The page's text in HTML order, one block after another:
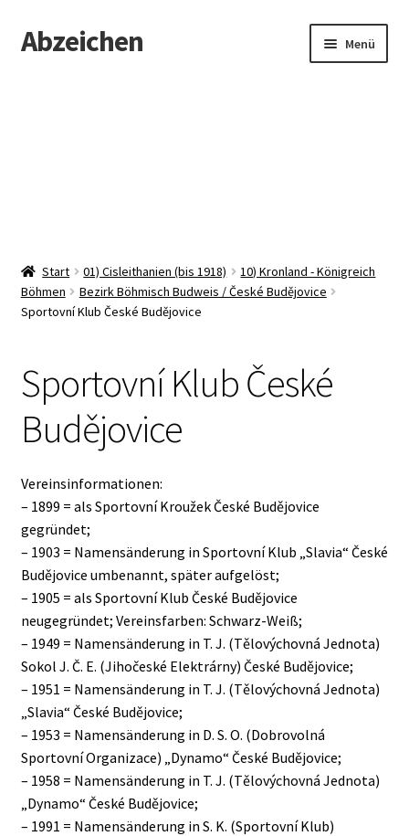
Zur
Navigation
Zum
Inhalt
Abzeichen Menü
Start 01) Cisleithanien (bis 1918)
10) Kronland - Königreich
Böhmen
Bezirk Böhmisch Budweis / České Budějovice
Sportovní Klub České Budějovice
Sportovní Klub České
Budějovice
Vereinsinformationen:
– 1899 = als Sportovní Kroužek České Budějovice
gegründet;
– 1903 = Namensänderung in Sportovní Klub „Slavia“ České
Budějovice umbenannt, später aufgelöst;
– 1905 = als Sportovní Klub České Budějovice
neugegründet; Vereinsfarben: Schwarz-Weiß;
– 1949 = Namensänderung in T. J. (Tělovýchovná Jednota)
Sokol J. Č. E. (Jihočeské Elektrárny) České Budějovice;
– 1951 = Namensänderung in T. J. (Tělovýchovná Jednota)
„Slavia“ České Budějovice;
– 1953 = Namensänderung in D. S. O. (Dobrovolná
Sportovní Organizace) „Dynamo“ České Budějovice;
– 1958 = Namensänderung in T. J. (Tělovýchovná Jednota)
„Dynamo“ České Budějovice;
– 1991 = Namensänderung in S. K. (Sportovní Klub)